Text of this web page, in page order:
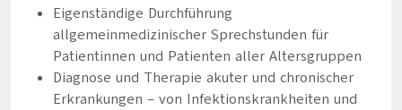
Eigenständige Durchführung
allgemeinmedizinischer Sprechstunden für
Patientinnen und Patienten aller Altersgruppen
Diagnose und Therapie akuter und chronischer
Erkrankungen – von Infektionskrankheiten und